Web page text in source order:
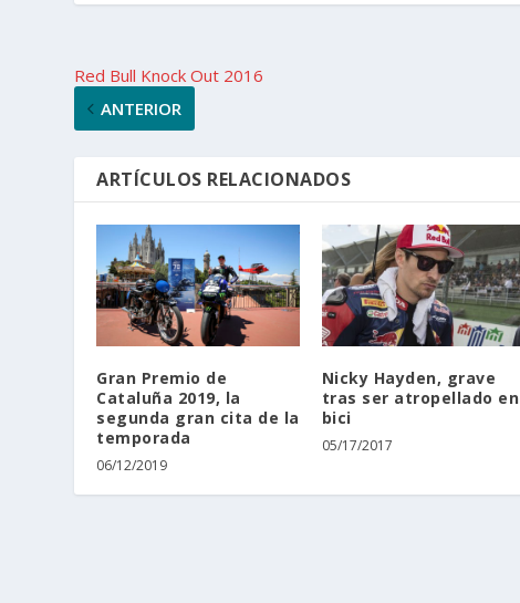
Red Bull Knock Out 2016
ANTERIOR
ARTÍCULOS RELACIONADOS
Gran Premio de
Cataluña 2019, la
segunda gran cita de la
temporada
06/12/2019
Nicky Hayden, grave
tras ser atropellado en
bici
05/17/2017